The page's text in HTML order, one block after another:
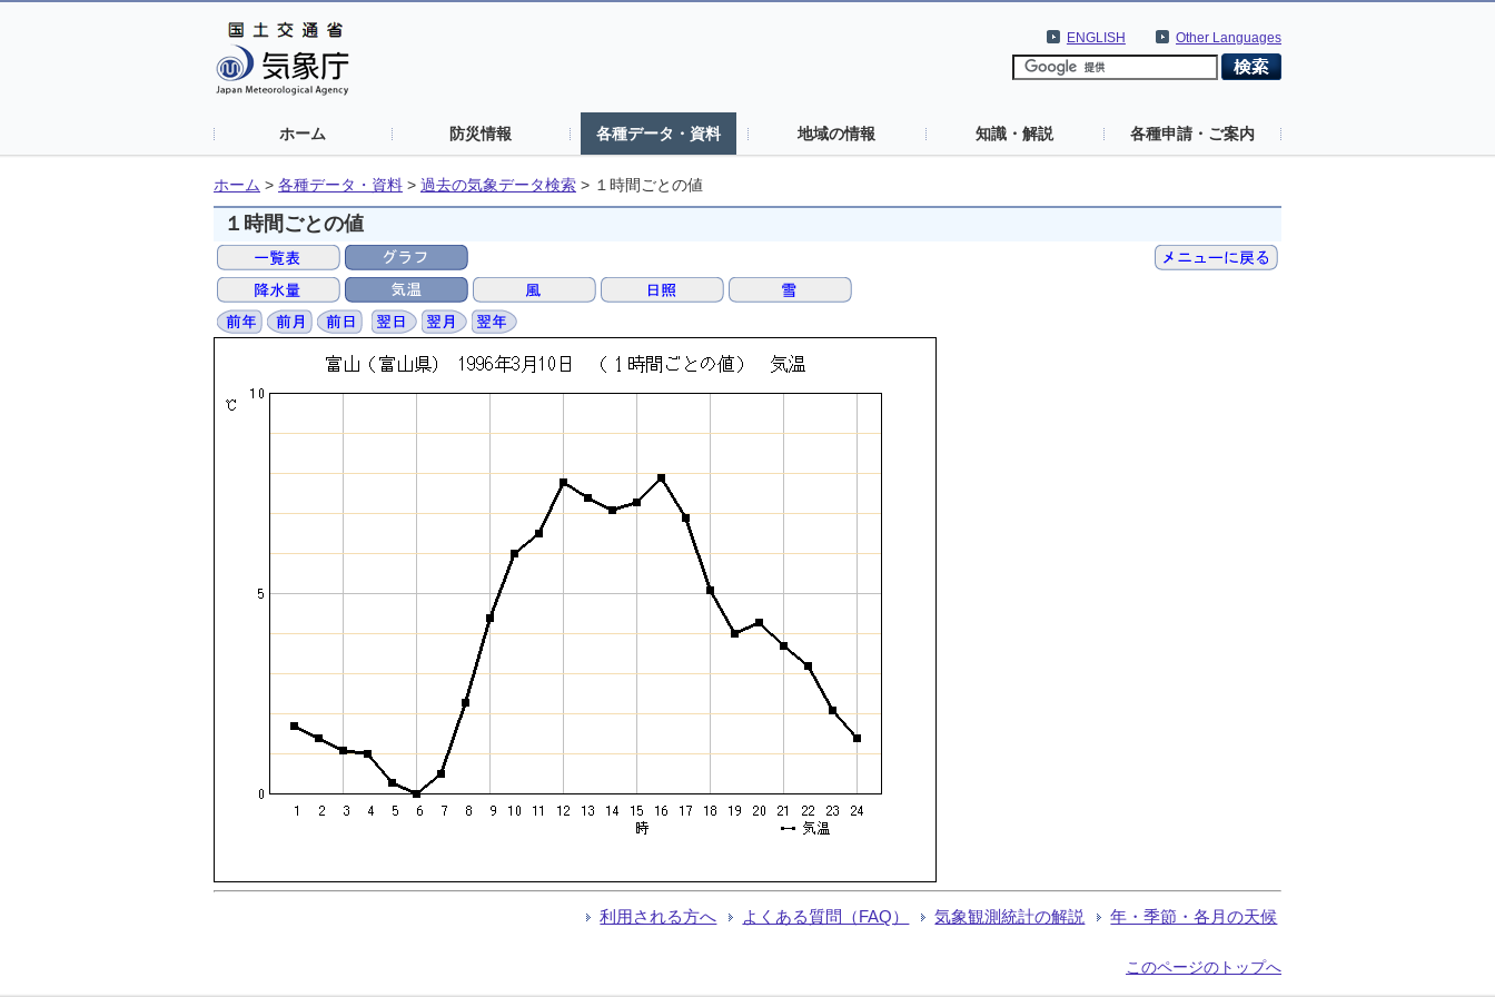
Other Languages
ENGLISH
ホーム 防災情報 各種データ・資料 地域の情報 知識・解説 各種申請・ご案内
ホーム > 各種データ・資料 > 過去の気象データ検索 > １時間ごとの値
１時間ごとの値
利用される方へ よくある質問（FAQ） 気象観測統計の解説 年・季節・各月の天候
このページのトップへ